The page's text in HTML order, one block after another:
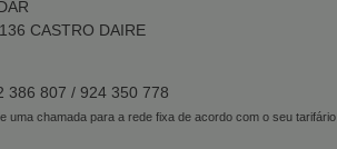
CASTRO DAIRE
386 807 / 924 350 778
uma chamada para a rede fixa de acordo com o seu tarifário